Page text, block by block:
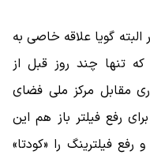
گویا علاقه خاصی به
که تنها چند روز قبل از
مقابل مرکز ملی فضای
رفع فیلتر باز هم این
فیلترینگ را «کودتا»